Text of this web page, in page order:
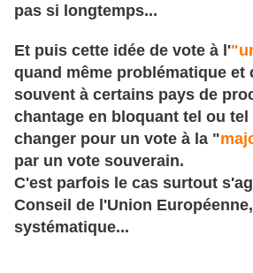
pas si longtemps...
Et puis cette idée de vote à l'
quand même problématique et
souvent à certains pays de
chantage en bloquant tel ou
changer pour un vote à la "
par un vote souverain.
C'est parfois le cas surtout
Conseil de l'Union
systématique...